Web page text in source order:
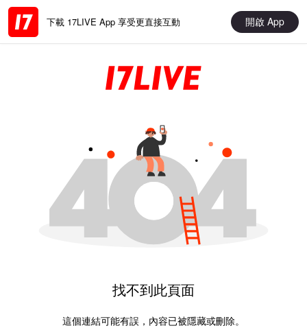
下載 17LIVE App 享受更直接互動 開啟 App
找不到此頁面
這個連結可能有誤，內容已被隱藏或刪除。